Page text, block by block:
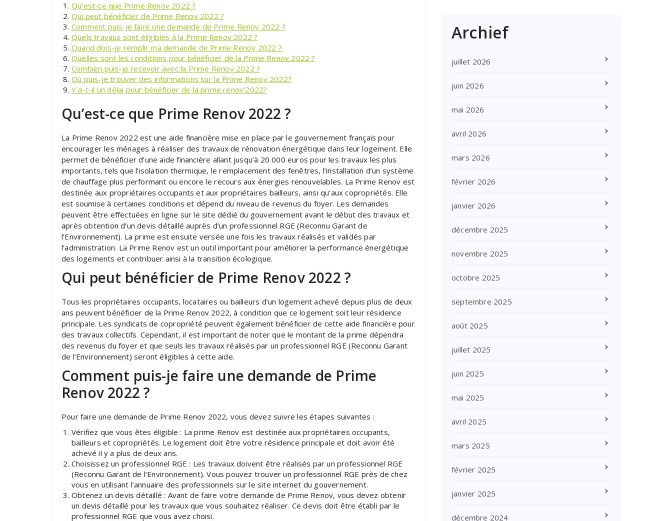
Qu’est-ce que Prime Renov 2022 ?
Qui peut bénéficier de Prime Renov 2022 ?
Comment puis-je faire une demande de Prime Renov 2022 ?
Quels travaux sont éligibles à la Prime Renov 2022 ?
Quand dois-je remplir ma demande de Prime Renov 2022 ?
Quelles sont les conditions pour bénéficier de la Prime Renov 2022 ?
Combien puis-je recevoir avec la Prime Renov 2022 ?
Où puis-je trouver des informations sur la Prime Renov 2022?
Y a-t-il un délai pour bénéficier de la prime renov’2022?
Qu’est-ce que Prime Renov 2022 ?
La Prime Renov 2022 est une aide financière mise en place par le gouvernement français pour
encourager les ménages à réaliser des travaux de rénovation énergétique dans leur logement. Elle
permet de bénéficier d’une aide financière allant jusqu’à 20 000 euros pour les travaux les plus
importants, tels que l’isolation thermique, le remplacement des fenêtres, l’installation d’un système
de chauffage plus performant ou encore le recours aux énergies renouvelables. La Prime Renov est
destinée aux propriétaires occupants et aux propriétaires bailleurs, ainsi qu’aux copropriétés. Elle
est soumise à certaines conditions et dépend du niveau de revenus du foyer. Les demandes
peuvent être effectuées en ligne sur le site dédié du gouvernement avant le début des travaux et
après obtention d’un devis détaillé auprès d’un professionnel RGE (Reconnu Garant de
l’Environnement). La prime est ensuite versée une fois les travaux réalisés et validés par
l’administration. La Prime Renov est un outil important pour améliorer la performance énergétique
des logements et contribuer ainsi à la transition écologique.
Qui peut bénéficier de Prime Renov 2022 ?
Tous les propriétaires occupants, locataires ou bailleurs d’un logement achevé depuis plus de deux
ans peuvent bénéficier de la Prime Renov 2022, à condition que ce logement soit leur résidence
principale. Les syndicats de copropriété peuvent également bénéficier de cette aide financière pour
des travaux collectifs. Cependant, il est important de noter que le montant de la prime dépendra
des revenus du foyer et que seuls les travaux réalisés par un professionnel RGE (Reconnu Garant
de l’Environnement) seront éligibles à cette aide.
Comment puis-je faire une demande de Prime
Renov 2022 ?
Pour faire une demande de Prime Renov 2022, vous devez suivre les étapes suivantes :
Vérifiez que vous êtes éligible : La prime Renov est destinée aux propriétaires occupants,
bailleurs et copropriétés. Le logement doit être votre résidence principale et doit avoir été
achevé il y a plus de deux ans.
Choisissez un professionnel RGE : Les travaux doivent être réalisés par un professionnel RGE
(Reconnu Garant de l’Environnement). Vous pouvez trouver un professionnel RGE près de chez
vous en utilisant l’annuaire des professionnels sur le site internet du gouvernement.
Obtenez un devis détaillé : Avant de faire votre demande de Prime Renov, vous devez obtenir
un devis détaillé pour les travaux que vous souhaitez réaliser. Ce devis doit être établi par le
professionnel RGE que vous avez choisi.
Archief
juillet 2026
juin 2026
mai 2026
avril 2026
mars 2026
février 2026
janvier 2026
décembre 2025
novembre 2025
octobre 2025
septembre 2025
août 2025
juillet 2025
juin 2025
mai 2025
avril 2025
mars 2025
février 2025
janvier 2025
décembre 2024